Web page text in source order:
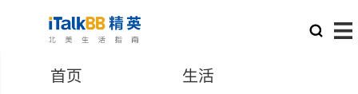
首页 生活